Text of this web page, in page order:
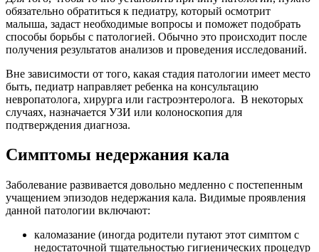
обязательно обратиться к педиатру, который осмотрит
малыша, задаст необходимые вопросы и поможет подобрать
способы борьбы с патологией. Обычно это происходит после
получения результатов анализов и проведения исследований.
Вне зависимости от того, какая стадия патологии имеет место
быть, педиатр направляет ребенка на консультацию
невропатолога, хирурга или гастроэнтеролога. В некоторых
случаях, назначается УЗИ или колоноскопия для
подтверждения диагноза.
Симптомы недержания кала
Заболевание развивается довольно медленно с постепенным
учащением эпизодов недержания кала. Видимые проявления
данной патологии включают:
каломазание (иногда родители путают этот симптом с
недостаточной тщательностью гигиенических процедур